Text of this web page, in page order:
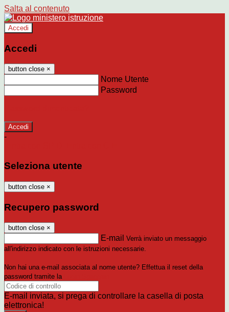
Salta al contenuto
Accedi
Accedi
button close ×
Nome Utente
Password
-
Seleziona utente
button close ×
Recupero password
button close ×
E-mail Verrà inviato un messaggio
all'indirizzo indicato con le istruzioni necessarie.
Non hai una e-mail associata al nome utente? Effettua il reset della
password tramite la
E-mail inviata, si prega di controllare la casella di posta
elettronica!